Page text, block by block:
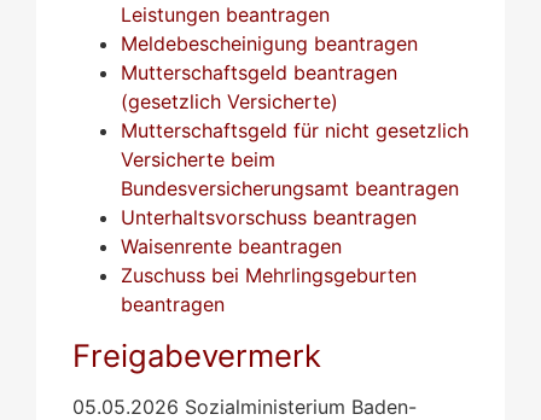
Leistungen beantragen
Meldebescheinigung beantragen
Mutterschaftsgeld beantragen
(gesetzlich Versicherte)
Mutterschaftsgeld für nicht gesetzlich
Versicherte beim
Bundesversicherungsamt beantragen
Unterhaltsvorschuss beantragen
Waisenrente beantragen
Zuschuss bei Mehrlingsgeburten
beantragen
Freigabevermerk
05.05.2026 Sozialministerium Baden-